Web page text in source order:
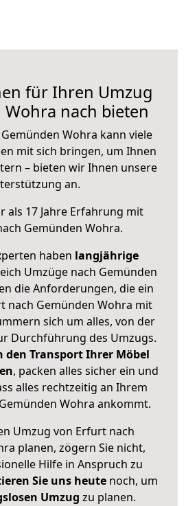
für Ihren Umzug
nach bieten
Wohra kann viele
mit sich bringen, um Ihnen
– bieten wir Ihnen unsere
an.
als 17 Jahre Erfahrung mit
Gemünden Wohra.
haben langjährige
Umzüge nach Gemünden
die Anforderungen, die ein
nach Gemünden Wohra mit
sich um alles, von der
Durchführung des Umzugs.
den Transport Ihrer Möbel
, packen alles sicher ein und
alles rechtzeitig an Ihrem
Wohra ankommt.
Umzug von Erfurt nach
planen, zögern Sie nicht,
Hilfe in Anspruch zu
Sie uns heutenoch, um
Umzug zu planen.